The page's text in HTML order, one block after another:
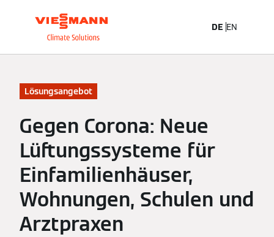
DE EN
Lösungsangebot
Gegen Corona: Neue
Lüftungssysteme für
Einfamilienhäuser,
Wohnungen, Schulen und
Arztpraxen